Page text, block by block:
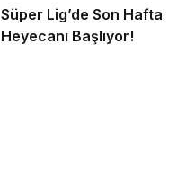
Süper Lig’de Son Hafta
Heyecanı Başlıyor!